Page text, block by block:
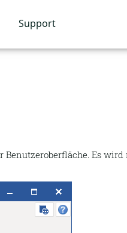
Support
Es